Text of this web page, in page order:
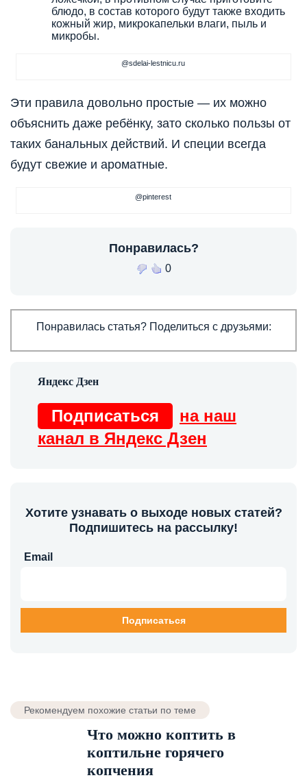
блюдо, в состав которого будут также входить
кожный жир, микрокапельки влаги, пыль и
микробы.
@sdelai-lestnicu.ru
Эти правила довольно простые — их можно
объяснить даже ребёнку, зато сколько пользы от
таких банальных действий. И специи всегда
будут свежие и ароматные.
@pinterest
Понравилась?
0
Понравилась статья? Поделиться с друзьями:
Подписаться
на наш
канал в Яндекс Дзен
Хотите узнавать о выходе новых статей?
Подпишитесь на рассылку!
Email
Рекомендуем похожие статьи по теме
Что можно коптить в
коптильне горячего
копчения